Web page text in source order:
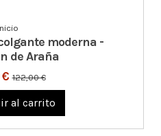
moderna -
de Araña
€122,00 €
al carrito